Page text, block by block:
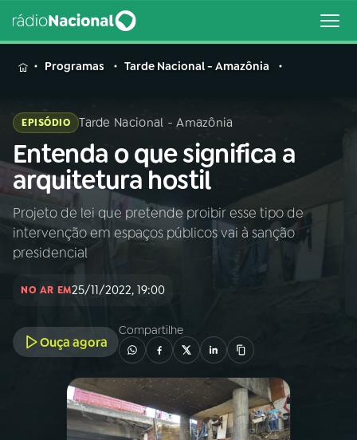
MENU
Buscar
na
Rádio
Nacional
Buscar
AO VIVO
01INÍCIO
02A RÁDIO
PROGRAMAÇÃO
Programas Tarde Nacional - Amazônia
EPISÓDIO Tarde Nacional - Amazônia
Entenda o que significa a
arquitetura hostil
Projeto de lei que pretende proibir esse tipo de
intervenção em espaços públicos vai à sanção
presidencial
NO AR EM25/11/2022, 19:00
Ouça agora
Compartilhe